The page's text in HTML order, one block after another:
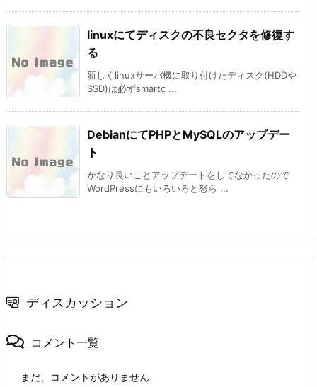
linuxにてディスクの不良セクタを修復す
る
新しくlinuxサーバ機に取り付けたディスク(HDDや
SSD)は必ずsmartc ...
DebianにてPHPとMySQLのアップデー
ト
かなり長いことアップデートをしてなかったので
WordPressにもいろいろと怒ら ...
ディスカッション
コメント一覧
まだ、コメントがありません